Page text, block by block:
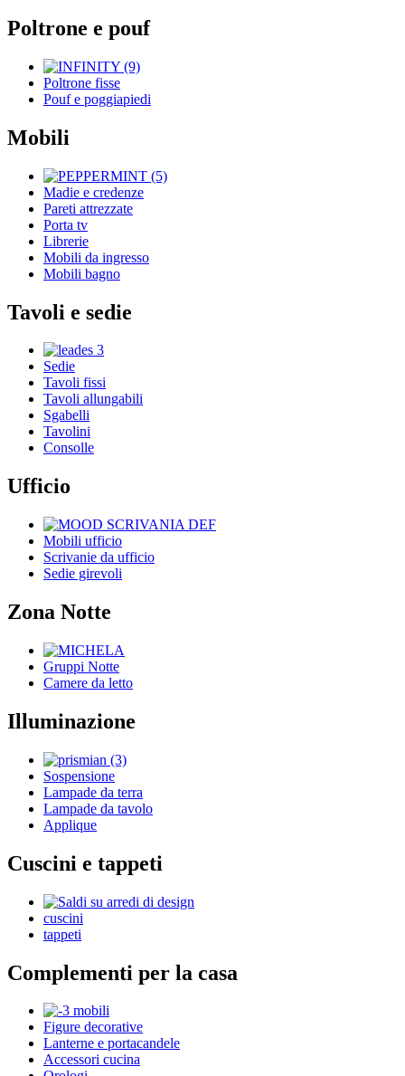
Poltrone e pouf
Poltrone fisse
Pouf e poggiapiedi
Mobili
Madie e credenze
Pareti attrezzate
Porta tv
Librerie
Mobili da ingresso
Mobili bagno
Tavoli e sedie
Sedie
Tavoli fissi
Tavoli allungabili
Sgabelli
Tavolini
Consolle
Ufficio
Mobili ufficio
Scrivanie da ufficio
Sedie girevoli
Zona Notte
Gruppi Notte
Camere da letto
Illuminazione
Sospensione
Lampade da terra
Lampade da tavolo
Applique
Cuscini e tappeti
cuscini
tappeti
Complementi per la casa
Figure decorative
Lanterne e portacandele
Accessori cucina